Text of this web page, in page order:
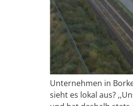
Unternehmen in
sieht es lokal aus?